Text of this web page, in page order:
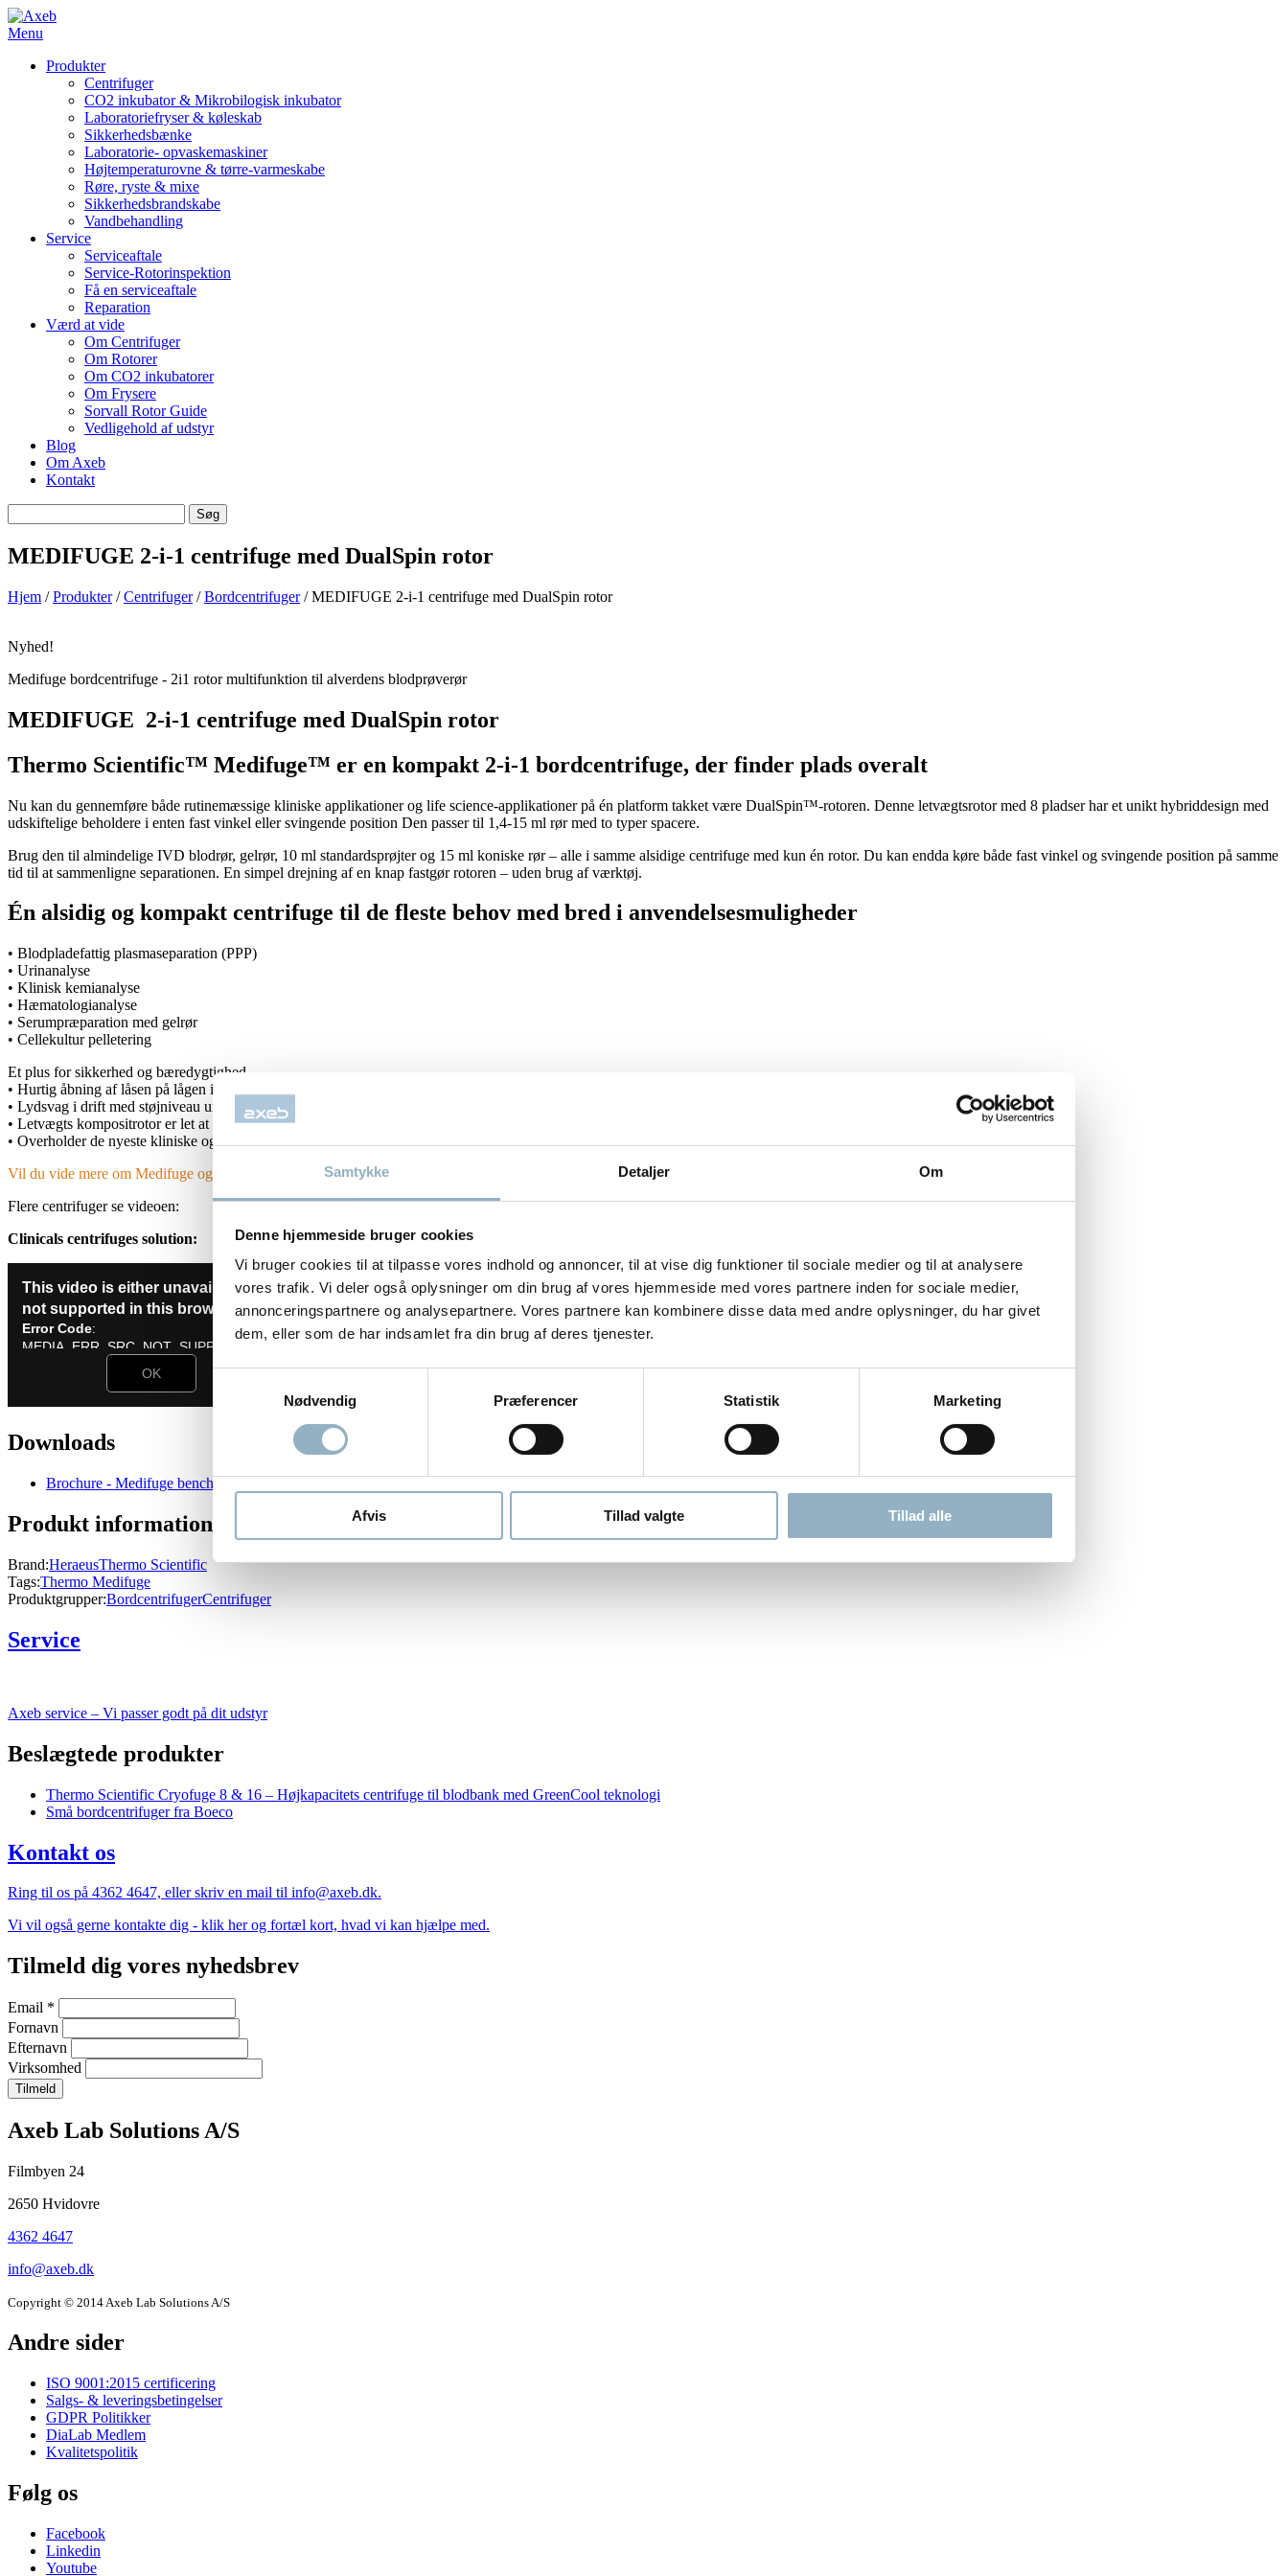
Samtykke Detaljer Om
Denne hjemmeside bruger cookies
Vi bruger cookies til at tilpasse vores indhold og annoncer, til at vise dig funktioner til sociale medier og til at analysere
vores trafik. Vi deler også oplysninger om din brug af vores hjemmeside med vores partnere inden for sociale medier,
annonceringspartnere og analysepartnere. Vores partnere kan kombinere disse data med andre oplysninger, du har givet
dem, eller som de har indsamlet fra din brug af deres tjenester.
Nødvendig
Præferencer Statistik Marketing
Afvis Tillad valgte Tillad alle
Menu
Produkter
Centrifuger
CO2 inkubator & Mikrobilogisk inkubator
Laboratoriefryser & køleskab
Sikkerhedsbænke
Laboratorie- opvaskemaskiner
Højtemperaturovne & tørre-varmeskabe
Røre, ryste & mixe
Sikkerhedsbrandskabe
Vandbehandling
Service
Serviceaftale
Service-Rotorinspektion
Få en serviceaftale
Reparation
Værd at vide
Om Centrifuger
Om Rotorer
Om CO2 inkubatorer
Om Frysere
Sorvall Rotor Guide
Vedligehold af udstyr
Blog
Om Axeb
Kontakt
efter
Søg
MEDIFUGE 2-i-1 centrifuge med DualSpin rotor
Hjem /Produkter/Centrifuger/Bordcentrifuger/ MEDIFUGE 2-i-1 centrifuge med DualSpin rotor
Nyhed!
Medifuge bordcentrifuge - 2i1 rotor multifunktion til alverdens blodprøverør
MEDIFUGE 2-i-1 centrifuge med DualSpin rotor
Thermo Scientific™ Medifuge™ er en kompakt 2-i-1 bordcentrifuge, der finder plads overalt
Nu kan du gennemføre både rutinemæssige kliniske applikationer og life science-applikationer på én platform takket være DualSpin™-rotoren. Denne letvægtsrotor med 8 pladser har et unikt hybriddesign med
udskiftelige beholdere i enten fast vinkel eller svingende position Den passer til 1,4-15 ml rør med to typer spacere.
Brug den til almindelige IVD blodrør, gelrør, 10 ml standardsprøjter og 15 ml koniske rør – alle i samme alsidige centrifuge med kun én rotor. Du kan endda køre både fast vinkel og svingende position på samme
tid til at sammenligne separationen. En simpel drejning af en knap fastgør rotoren – uden brug af værktøj.
Én alsidig og kompakt centrifuge til de fleste behov med bred i anvendelsesmuligheder
• Blodpladefattig plasmaseparation (PPP)
• Urinanalyse
• Klinisk kemianalyse
• Hæmatologianalyse
• Serumpræparation med gelrør
• Cellekultur pelletering
Et plus for sikkerhed og bæredygtighed
• Hurtig åbning af låsen på lågen i tilfælde af strømsvigt
• Lydsvag i drift med støjniveau under 56 dB(A)
• Letvægts kompositrotor er let at håndtere og sparer energi under acceleration / deceleration
• Overholder de nyeste kliniske og sikkerhedsmæssige standarder som UL, CE og IVD
Vil du vide mere om Medifuge og den innovative DualSpin™-rotor med 2-i-1 design til både fast placerede og svingende rør ? – spørg Axeb
Flere centrifuger se videoen:
Clinicals centrifuges solution:
Downloads
Brochure - Medifuge bench top centrifuge
Produkt information
Brand:HeraeusThermo Scientific
Tags:Thermo Medifuge
Produktgrupper:BordcentrifugerCentrifuger
Service
Axeb service – Vi passer godt på dit udstyr
Beslægtede produkter
Thermo Scientific Cryofuge 8 & 16 – Højkapacitets centrifuge til blodbank med GreenCool teknologi
Små bordcentrifuger fra Boeco
Kontakt os
Ring til os på 4362 4647, eller skriv en mail til info@axeb.dk.
Vi vil også gerne kontakte dig - klik her og fortæl kort, hvad vi kan hjælpe med.
Tilmeld dig vores nyhedsbrev
Email *
Fornavn
Efternavn
Virksomhed
Company
information
and
newsletter
Axeb Lab Solutions A/S
Filmbyen 24
2650 Hvidovre
4362 4647
info@axeb.dk
Copyright © 2014 Axeb Lab Solutions A/S
Andre sider
ISO 9001:2015 certificering
Salgs- & leveringsbetingelser
GDPR Politikker
DiaLab Medlem
Kvalitetspolitik
Følg os
Facebook
Linkedin
Youtube